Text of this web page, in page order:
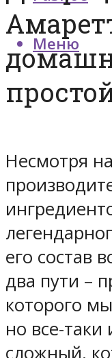
Меню
Несмотря
его состав
два пути –
которого
но все-
сложный,